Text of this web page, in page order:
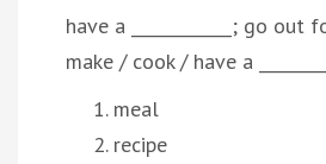
have a ____________; go out
make / cook / have a
meal
recipe